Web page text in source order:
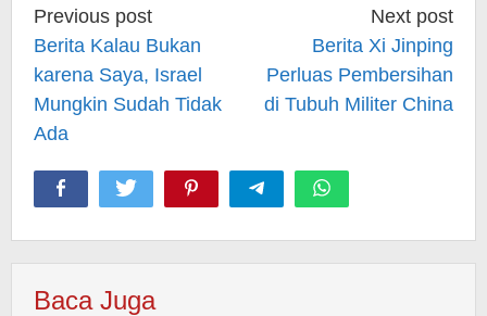
Post
navigation
Previous post
Berita Kalau Bukan
karena Saya, Israel
Mungkin Sudah Tidak
Ada
Next post
Berita Xi Jinping
Perluas Pembersihan
di Tubuh Militer China
Baca Juga